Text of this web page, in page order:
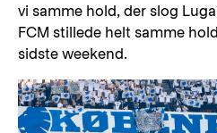
vi samme hold, der slog
FCM stillede helt samme
sidste weekend.